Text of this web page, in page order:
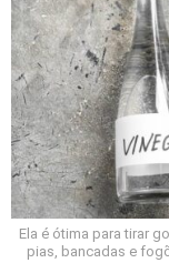
Ela é ótima para tirar
pias, bancadas e